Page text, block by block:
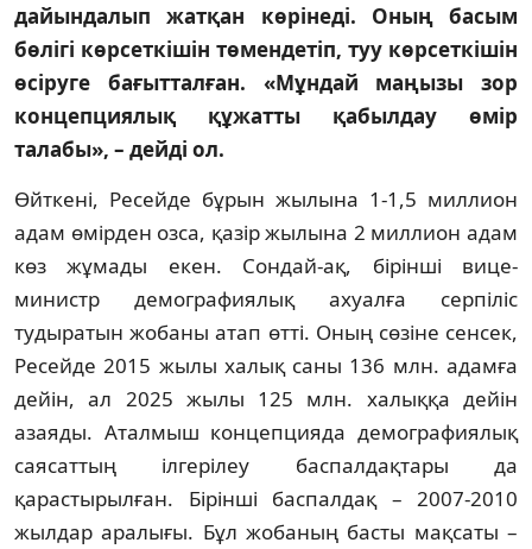
дайындалып жатқан көрiнедi. Оның басым
бөлiгi көрсеткiшiн төмендетiп, туу көрсеткiшiн
өсiруге бағытталған. «Мұндай маңызы зор
концепциялық құжатты қабылдау өмiр
талабы», – дейдi ол.
Өйткенi, Ресейде бұрын жылына 1-1,5 миллион
адам өмiрден озса, қазiр жылына 2 миллион адам
көз жұмады екен. Сондай-ақ, бiрiншi вице-
министр демографиялық ахуалға серпiлiс
тудыратын жобаны атап өттi. Оның сөзiне сенсек,
Ресейде 2015 жылы халық саны 136 млн. адамға
дейiн, ал 2025 жылы 125 млн. халыққа дейiн
азаяды. Аталмыш концепцияда демографиялық
саясаттың iлгерiлеу баспалдақтары да
қарастырылған. Бiрiншi баспалдақ – 2007-2010
жылдар аралығы. Бұл жобаның басты мақсаты –